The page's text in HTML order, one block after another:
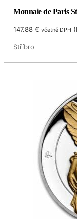
Monnaie de Paris
147.88€ včetně DPH (
Stříbro